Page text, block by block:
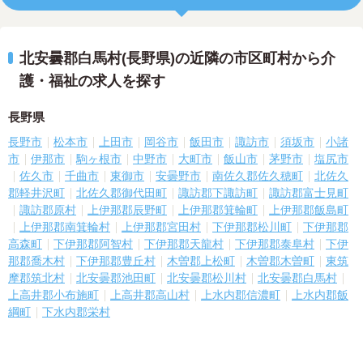
北安曇郡白馬村(長野県)の近隣の市区町村から介
護・福祉の求人を探す
長野県
長野市 松本市 上田市 岡谷市 飯田市 諏訪市 須坂市
小諸
市
伊那市 駒ヶ根市 中野市 大町市 飯山市 茅野市
塩尻市
佐久市
千曲市 東御市 安曇野市 南佐久郡佐久穂町
北佐久
郡軽井沢町
北佐久郡御代田町 諏訪郡下諏訪町
諏訪郡富士見町
諏訪郡原村
上伊那郡辰野町 上伊那郡箕輪町
上伊那郡飯島町
上伊那郡南箕輪村
上伊那郡宮田村 下伊那郡松川町
下伊那郡
高森町
下伊那郡阿智村 下伊那郡天龍村 下伊那郡泰阜村
下伊
那郡喬木村
下伊那郡豊丘村 木曽郡上松町 木曽郡木曽町
東筑
摩郡筑北村
北安曇郡池田町 北安曇郡松川村
北安曇郡白馬村
上高井郡小布施町
上高井郡高山村 上水内郡信濃町
上水内郡飯
綱町
下水内郡栄村